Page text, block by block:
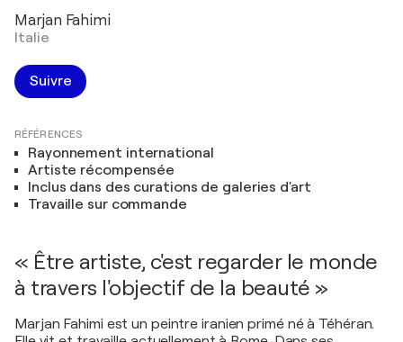
Marjan Fahimi
Italie
Suivre
RÉFÉRENCES
Rayonnement international
Artiste récompensée
Inclus dans des curations de galeries d'art
Travaille sur commande
« Être artiste, c'est regarder le monde
à travers l'objectif de la beauté »
Marjan Fahimi est un peintre iranien primé né à Téhéran.